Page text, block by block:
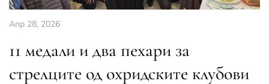
Апр 28, 2026
11 медали и два пехари за
стрелците од охридските клубови